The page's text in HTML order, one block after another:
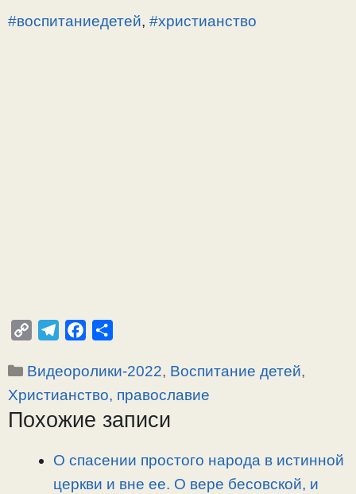
#воспитаниедетей, #христианство
p
y
L
l
e
g
a
c
e
b
п
р
а
Рубрики
Видеоролики-2022, Воспитание детей,
Христианство, православие
Похожие записи
О спасении простого народа в истинной
церкви и вне ее. О вере бесовской, и